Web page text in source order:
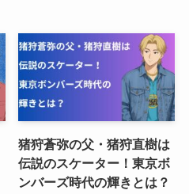
猪狩蒼弥の父・猪狩直樹は
伝説のスケーター！東京ボ
ンバーズ時代の輝きとは？